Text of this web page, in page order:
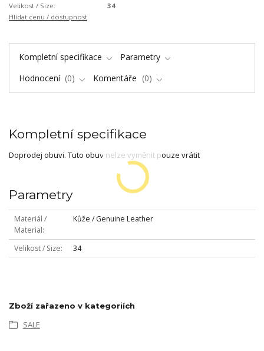
Velikost / Size:
34
Hlídat cenu / dostupnost
Kompletní specifikace
Parametry
Hodnocení
0 Komentáře 0
Kompletní specifikace
Doprodej obuvi. Tuto obuv nelze vyměnit pouze vrátit
Parametry
Materiál /
Material
Kůže / Genuine Leather
Velikost / Size 34
Zboží zařazeno v kategoriích
SALE